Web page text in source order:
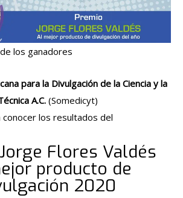
los ganadores
para la Divulgación de la Ciencia y la
A.C.(Somedicyt)
conocer los resultados del
Flores Valdés
producto de
2020